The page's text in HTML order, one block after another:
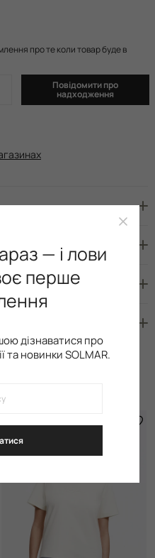
про те коли товар буде в
Повідомити про
надходження
— і лови
перше
дізнаватися про
та новинки SOLMAR.